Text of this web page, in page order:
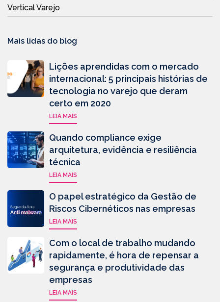
Vertical Varejo
Mais lidas do blog
Lições aprendidas com o mercado
internacional: 5 principais histórias de
tecnologia no varejo que deram
certo em 2020
LEIA MAIS
Quando compliance exige
arquitetura, evidência e resiliência
técnica
LEIA MAIS
O papel estratégico da Gestão de
Riscos Cibernéticos nas empresas
LEIA MAIS
Com o local de trabalho mudando
rapidamente, é hora de repensar a
segurança e produtividade das
empresas
LEIA MAIS